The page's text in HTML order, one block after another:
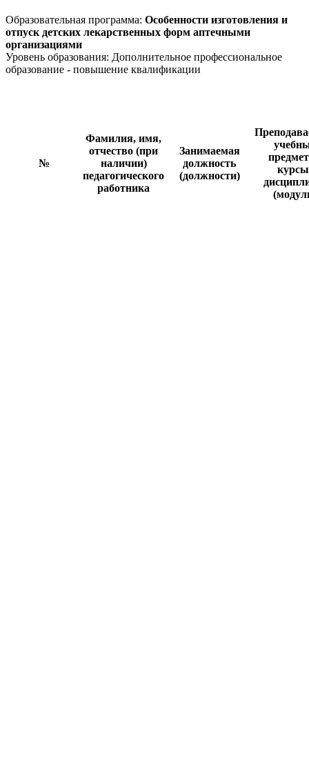
Образовательная программа: Особенности изготовления и
отпуск детских лекарственных форм аптечными
организациями
Уровень образования: Дополнительное профессиональное
образование - повышение квалификации
№
Фамилия, имя,
отчество (при
наличии)
педагогического
работника
Занимаемая
должность
(должности)